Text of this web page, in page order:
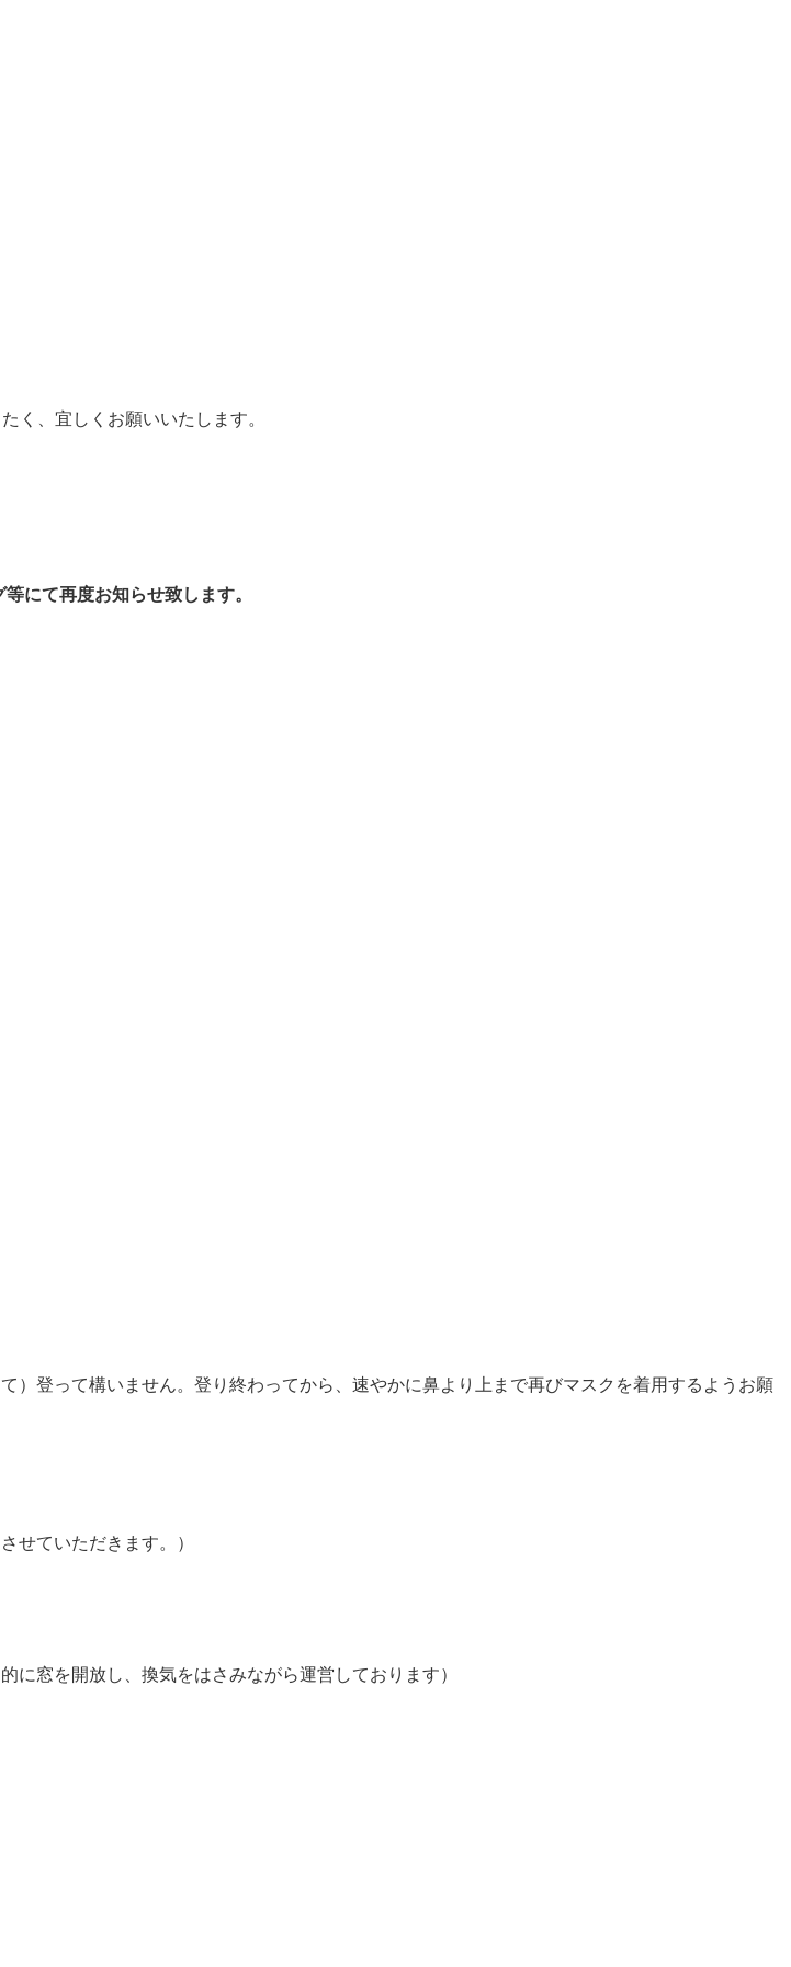
く、宜しくお願いいたします。
にて再度お知らせ致します。
）登って構いません。登り終わってから、速やかに鼻より上まで再びマスクを着用するようお願
せていただきます。）
に窓を開放し、換気をはさみながら運営しております）